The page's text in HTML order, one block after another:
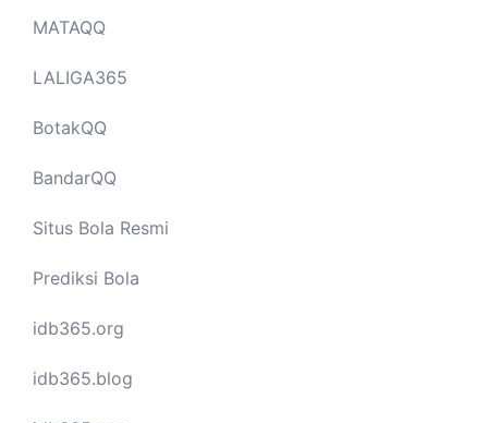
MATAQQ
LALIGA365
BotakQQ
BandarQQ
Situs Bola Resmi
Prediksi Bola
idb365.org
idb365.blog